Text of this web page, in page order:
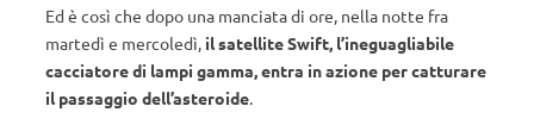
Ed è così che dopo una manciata di ore, nella notte fra
martedì e mercoledì, il satellite Swift, l’ineguagliabile
cacciatore di lampi gamma, entra in azione per catturare
il passaggio dell’asteroide.